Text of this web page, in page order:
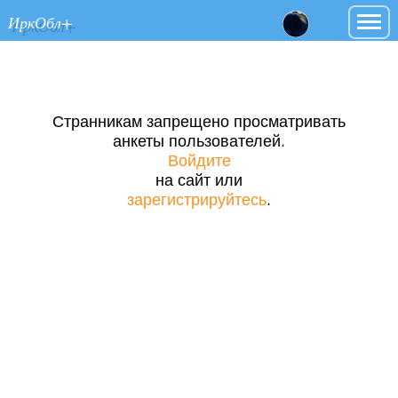
ИркОбл+
Странникам запрещено просматривать
анкеты пользователей.
Войдите
на сайт или
зарегистрируйтесь.